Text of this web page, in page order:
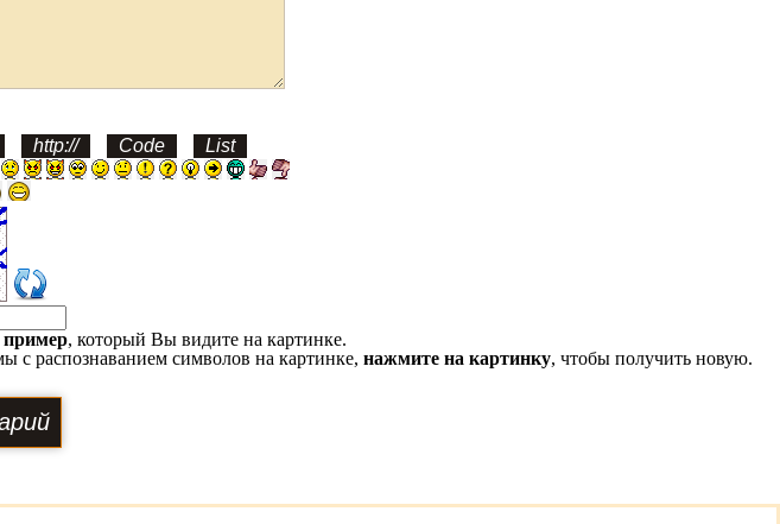
пример, который Вы видите на картинке.
с распознаванием символов на картинке, нажмите на картинку, чтобы получить новую.